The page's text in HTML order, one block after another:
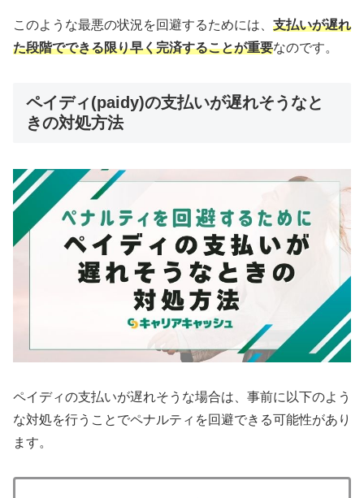
このような最悪の状況を回避するためには、 支払いが遅れ
た段階でできる限り早く完済することが重要なのです。
ペイディ(paidy)の支払いが遅れそうなと
きの対処方法
ペイディの支払いが遅れそうな場合は、事前に以下のよう
な対処を行うことでペナルティを回避できる可能性があり
ます。